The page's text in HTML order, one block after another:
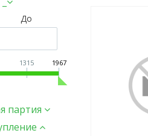
До
1315 1967
партия